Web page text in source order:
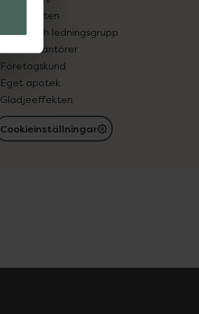
Samarbeten
Ägare och ledningsgrupp
För leverantörer
Företagskund
Eget apotek
Glädjeeffekten
Cookieinställningar